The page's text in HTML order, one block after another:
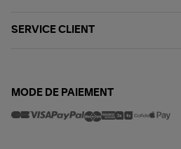
SERVICE CLIENT
MODE DE PAIEMENT